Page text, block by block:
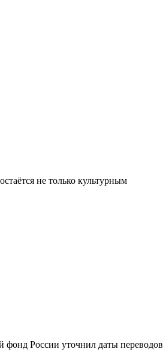
не только культурным
фонд России уточнил даты переводов